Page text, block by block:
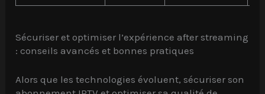
Sécuriser et optimiser l’expérience after streaming
: conseils avancés et bonnes pratiques
Alors que les technologies évoluent, sécuriser son